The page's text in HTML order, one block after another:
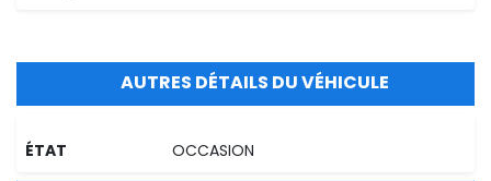
AUTRES DÉTAILS DU VÉHICULE
ÉTAT OCCASION